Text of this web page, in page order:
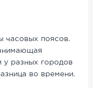
часовых поясов.
у разных городов
во времени.